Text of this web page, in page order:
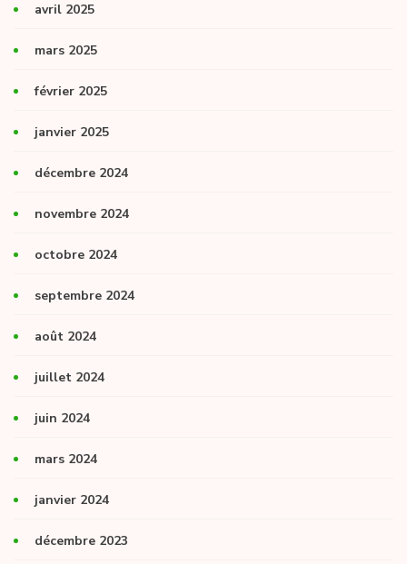
avril 2025
mars 2025
février 2025
janvier 2025
décembre 2024
novembre 2024
octobre 2024
septembre 2024
août 2024
juillet 2024
juin 2024
mars 2024
janvier 2024
décembre 2023